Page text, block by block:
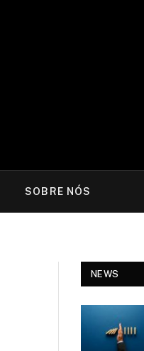
SOBRE NÓS
NEWS